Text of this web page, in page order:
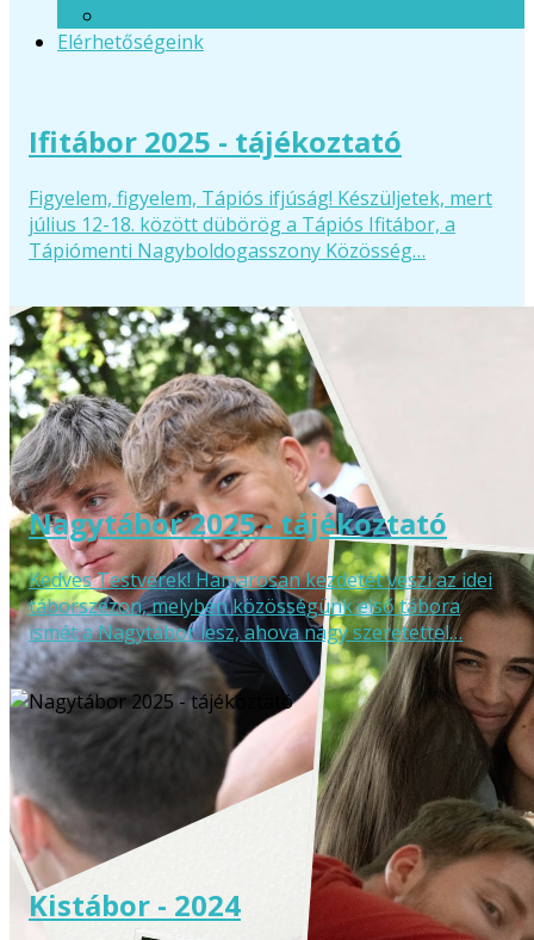
Elérhetőségeink
Ifitábor 2025 - tájékoztató
Figyelem, figyelem, Tápiós ifjúság! Készüljetek, mert
július 12-18. között dübörög a Tápiós Ifitábor, a
Tápiómenti Nagyboldogasszony Közösség…
Nagytábor 2025 - tájékoztató
Kedves Testvérek! Hamarosan kezdetét veszi az idei
táborszezon, melyben közösségünk első tábora
ismét a Nagytábor lesz, ahova nagy szeretettel…
Kistábor - 2024